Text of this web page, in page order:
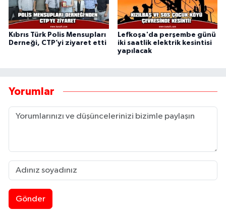
Kıbrıs Türk Polis Mensupları
Derneği, CTP’yi ziyaret etti
Lefkoşa'da perşembe günü
iki saatlik elektrik kesintisi
yapılacak
Yorumlar
Gönder